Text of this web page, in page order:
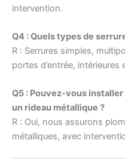
intervention.
Q4 : Quels types de
R : Serrures simples,
portes d’entrée, intérieures
Q5 : Pouvez-vous
un rideau métallique ?
R : Oui, nous assurons
métalliques, avec